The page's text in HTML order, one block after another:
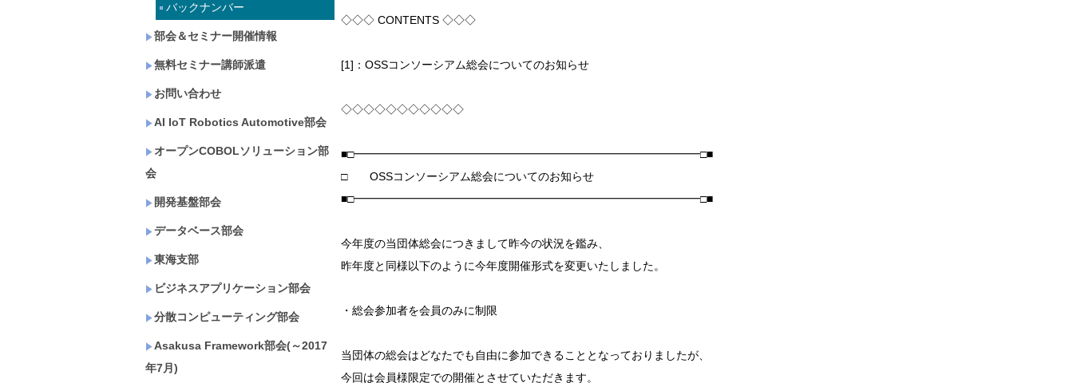
バックナンバー
部会＆セミナー開催情報
無料セミナー講師派遣
お問い合わせ
AI IoT Robotics Automotive部会
オープンCOBOLソリューション部
会
開発基盤部会
データベース部会
東海支部
ビジネスアプリケーション部会
分散コンピューティング部会
Asakusa Framework部会(～2017
年7月)
◇◇◇ CONTENTS ◇◇◇
[1]：OSSコンソーシアム総会についてのお知らせ
◇◇◇◇◇◇◇◇◇◇◇
■□━━━━━━━━━━━━━━━━━━━━━━━━━━━━━━━□■
□ OSSコンソーシアム総会についてのお知らせ
■□━━━━━━━━━━━━━━━━━━━━━━━━━━━━━━━□■
今年度の当団体総会につきまして昨今の状況を鑑み、
昨年度と同様以下のように今年度開催形式を変更いたしました。
・総会参加者を会員のみに制限
当団体の総会はどなたでも自由に参加できることとなっておりましたが、
今回は会員様限定での開催とさせていただきます。